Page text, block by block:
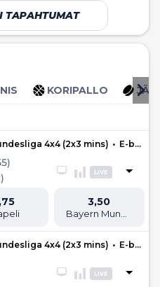
TAPAHTUMAT
KORIPALLO
4x4 (2x3 mins) • E-battles
LIVE
Bayern Munchen (Dreamer)
3,50
4x4 (2x3 mins) • E-battles
LIVE